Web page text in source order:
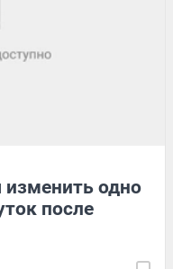
одно
после